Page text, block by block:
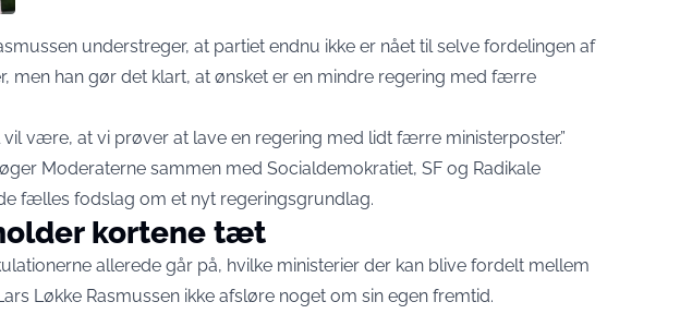
understreger, at partiet endnu ikke er nået til selve fordelingen af
men han gør det klart, at ønsket er en mindre regering med færre
vil være, at vi prøver at lave en regering med lidt færre ministerposter.”
Moderaterne sammen med Socialdemokratiet, SF og Radikale
fælles fodslag om et nyt regeringsgrundlag.
kortene tæt
allerede går på, hvilke ministerier der kan blive fordelt mellem
Løkke Rasmussen ikke afsløre noget om sin egen fremtid.